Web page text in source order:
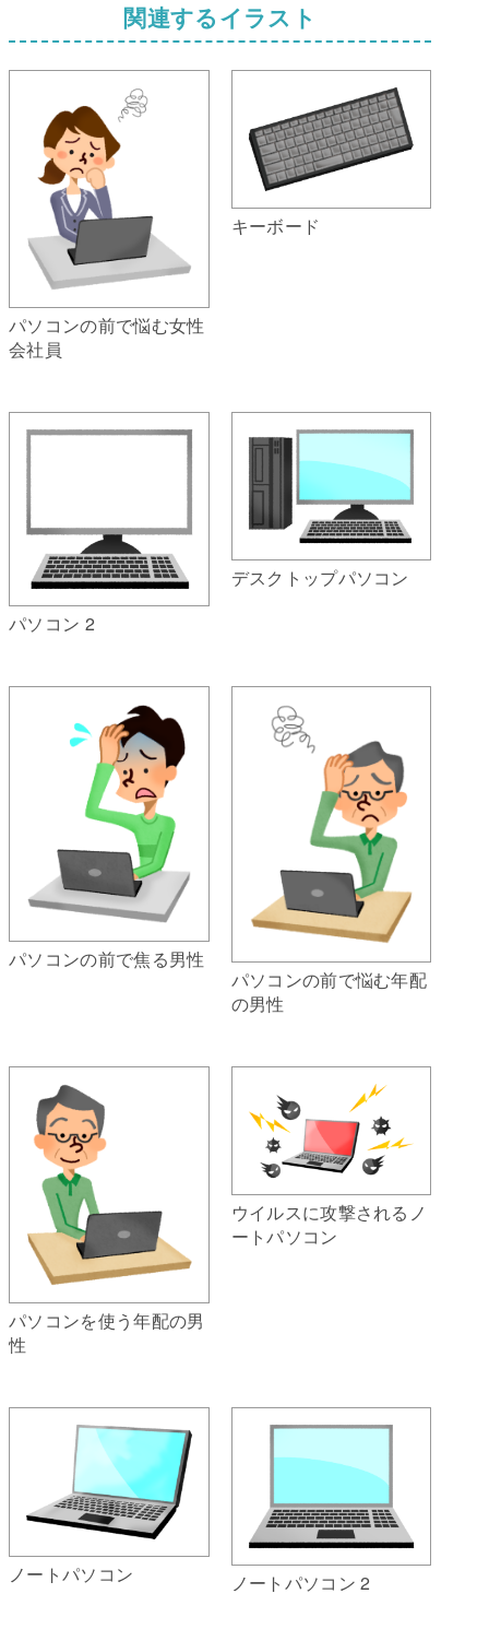
関連するイラスト
パソコンの前で悩む女性
会社員
キーボード
パソコン 2
デスクトップパソコン
パソコンの前で焦る男性
パソコンの前で悩む年配
の男性
パソコンを使う年配の男
性
ウイルスに攻撃されるノ
ートパソコン
ノートパソコン ノートパソコン 2